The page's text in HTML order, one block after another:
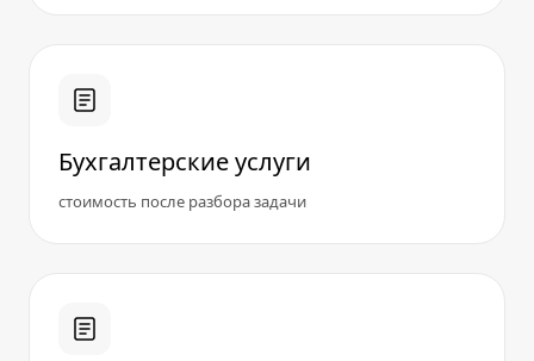
Бухгалтерские услуги
стоимость после разбора задачи